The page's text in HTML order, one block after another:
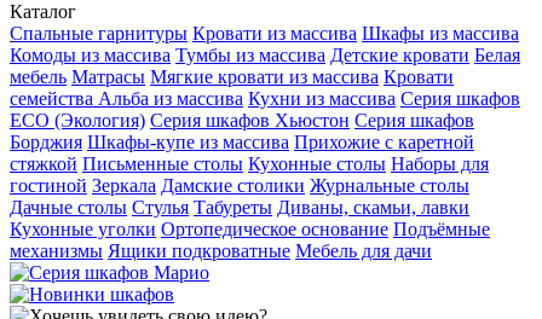
Каталог
Спальные гарнитуры Кровати из массива Шкафы из массива
Комоды из массива Тумбы из массива Детские кровати Белая
мебель Матрасы Мягкие кровати из массива Кровати
семейства Альба из массива Кухни из массива Серия шкафов
ECO (Экология) Серия шкафов Хьюстон Серия шкафов
Борджия Шкафы-купе из массива Прихожие с каретной
стяжкой Письменные столы Кухонные столы Наборы для
гостиной Зеркала Дамские столики Журнальные столы
Дачные столы Стулья Табуреты Диваны, скамьи, лавки
Кухонные уголки Ортопедическое основание Подъёмные
механизмы Ящики подкроватные Мебель для дачи